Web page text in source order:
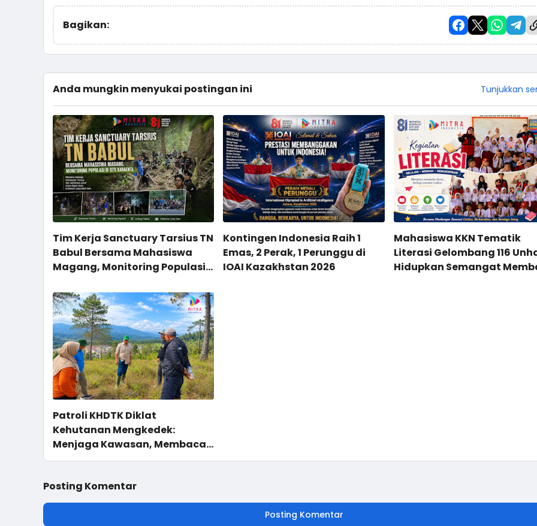
Bagikan:
Anda mungkin menyukai postingan ini Tunjukkan
Tim Kerja Sanctuary Tarsius TN
Babul Bersama Mahasiswa
Magang, Monitoring Populasi
Kontingen Indonesia Raih 1
Emas, 2 Perak, 1 Perunggu di
IOAI Kazakhstan 2026
Mahasiswa KKN Tematik
Literasi Gelombang 116
Hidupkan Semangat
Patroli KHDTK Diklat
Kehutanan Mengkedek:
Menjaga Kawasan, Membaca
Potensi
Posting Komentar
Posting Komentar